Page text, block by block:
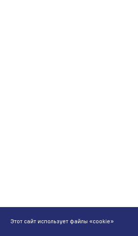
Этот сайт использует файлы «cookie»